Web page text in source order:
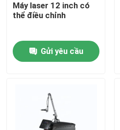
Các sản phẩm
Máy laser 12 inch có
thể điều chỉnh
Gửi yêu cầu